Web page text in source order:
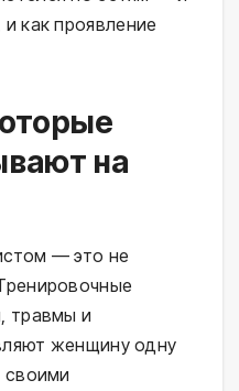
как проявление
на
— это не
травмы и
женщину одну
своими